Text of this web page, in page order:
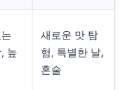
높
새로운 맛 탐
험, 특별한 날,
혼술